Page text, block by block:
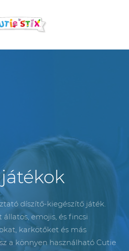
díszítő-kiegészítő játék.
emojis, és fincsi
karkötőket és más
a könnyen használható Cutie